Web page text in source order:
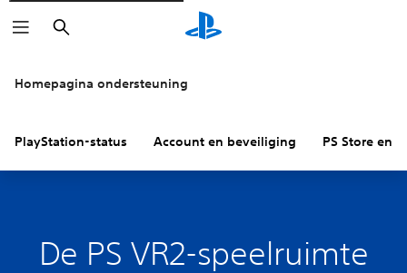
Zoeken
Homepagina ondersteuning
PlayStation-status Account en beveiliging PS Store en
De PS VR2-speelruimte